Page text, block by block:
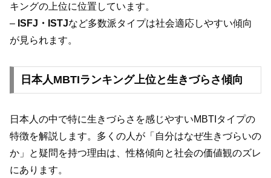
キングの上位に位置しています。
– ISFJ・ISTJなど多数派タイプは社会適応しやすい傾向
が見られます。
日本人MBTIランキング上位と生きづらさ傾向
日本人の中で特に生きづらさを感じやすいMBTIタイプの
特徴を解説します。多くの人が「自分はなぜ生きづらいの
か」と疑問を持つ理由は、性格傾向と社会の価値観のズレ
にあります。